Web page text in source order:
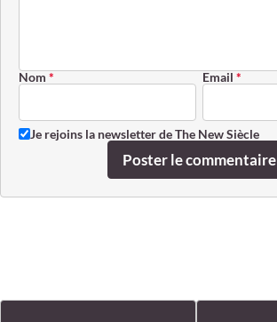
Nom * Email *
Je rejoins la newsletter de The New Siècle
Poster le commentaire